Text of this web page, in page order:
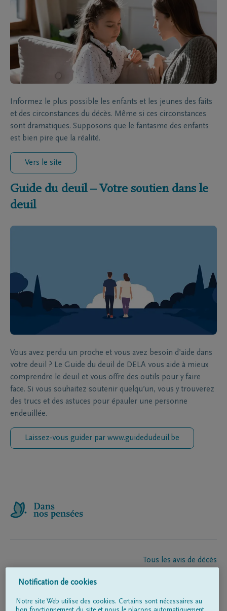
Informez le plus possible les enfants et les jeunes des faits
et des circonstances du décès. Même si ces circonstances
sont dramatiques. Supposons que le fantasme des enfants
est bien pire que la réalité.
Vers le site
Guide du deuil – Votre soutien dans le
deuil
Vous avez perdu un proche et vous avez besoin d’aide dans
votre deuil ? Le Guide du deuil de DELA vous aide à mieux
comprendre le deuil et vous offre des outils pour y faire
face. Si vous souhaitez soutenir quelqu’un, vous y trouverez
des trucs et des astuces pour épauler une personne
endeuillée.
Laissez-vous guider par www.guidedudeuil.be
Tous les avis de décès
Entrepreneur de pompes funèbres
Notification de cookies
Notre site Web utilise des cookies. Certains sont nécessaires au